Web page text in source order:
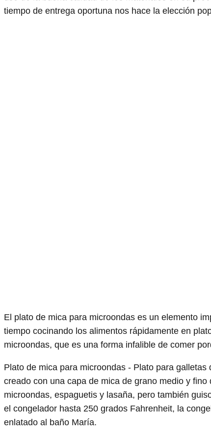
tiempo de entrega oportuna nos hace la elección
El plato de mica para microondas es un elemento
tiempo cocinando los alimentos rápidamente en
microondas, que es una forma infalible de comer
Plato de mica para microondas - Plato para
creado con una capa de mica de grano medio y
microondas, espaguetis y lasaña, pero también
el congelador hasta 250 grados Fahrenheit, la
enlatado al baño María.